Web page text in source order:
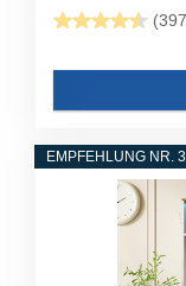
EMPFEHLUNG NR. 3